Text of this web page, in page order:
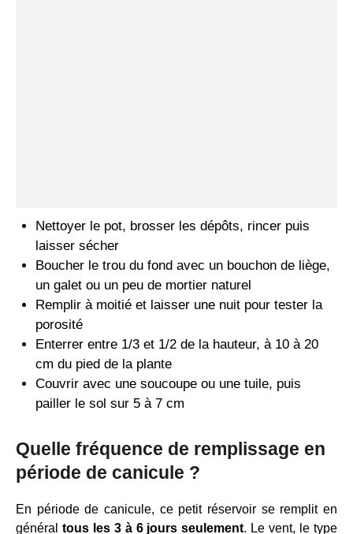
Nettoyer le pot, brosser les dépôts, rincer puis
laisser sécher
Boucher le trou du fond avec un bouchon de liège,
un galet ou un peu de mortier naturel
Remplir à moitié et laisser une nuit pour tester la
porosité
Enterrer entre 1/3 et 1/2 de la hauteur, à 10 à 20
cm du pied de la plante
Couvrir avec une soucoupe ou une tuile, puis
pailler le sol sur 5 à 7 cm
Quelle fréquence de remplissage en
période de canicule ?
En période de canicule, ce petit réservoir se remplit en
général tous les 3 à 6 jours seulement. Le vent, le type